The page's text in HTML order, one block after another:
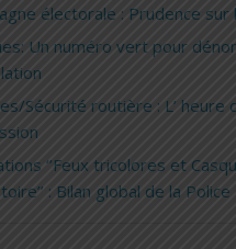
électorale : Prudence
Un numéro vert pour
Sécurité routière : L’ heure
‘’Feux tricolores et
: Bilan global de la